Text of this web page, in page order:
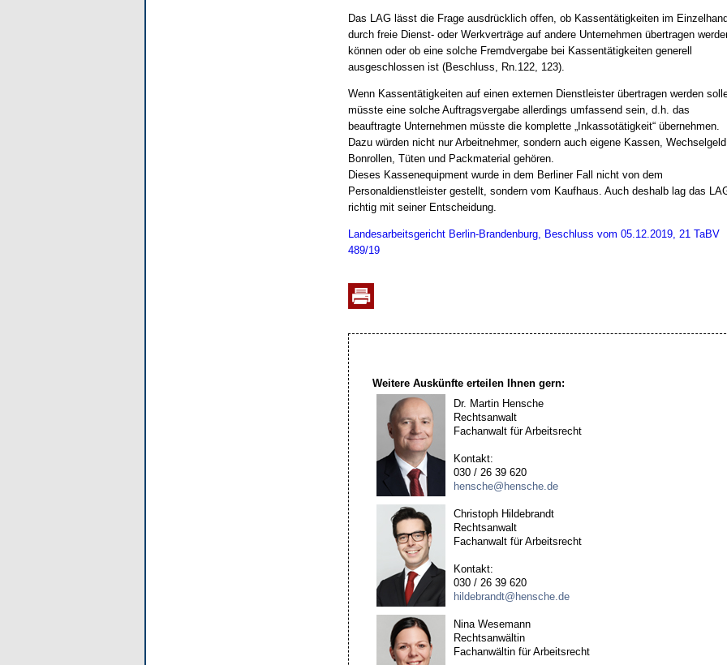
Das LAG lässt die Frage ausdrücklich offen, ob Kassentätigkeiten im
durch freie Dienst- oder Werkverträge auf andere Unternehmen übertragen
können oder ob eine solche Fremdvergabe bei Kassentätigkeiten generell
ausgeschlossen ist (Beschluss, Rn.122, 123).
Wenn Kassentätigkeiten auf einen externen Dienstleister übertragen werden
müsste eine solche Auftragsvergabe allerdings umfassend sein, d.h. das
beauftragte Unternehmen müsste die komplette „Inkassotätigkeit“ übernehmen.
Dazu würden nicht nur Arbeitnehmer, sondern auch eigene Kassen,
Bonrollen, Tüten und Packmaterial gehören.
Dieses Kassenequipment wurde in dem Berliner Fall nicht von dem
Personaldienstleister gestellt, sondern vom Kaufhaus. Auch deshalb lag das
richtig mit seiner Entscheidung.
Landesarbeitsgericht Berlin-Brandenburg, Beschluss vom 05.12.2019, 21 TaBV
489/19
Weitere Auskünfte erteilen Ihnen gern:
Dr. Martin Hensche
Rechtsanwalt
Fachanwalt für Arbeitsrecht
Kontakt:
030 / 26 39 620
hensche@hensche.de
Christoph Hildebrandt
Rechtsanwalt
Fachanwalt für Arbeitsrecht
Kontakt:
030 / 26 39 620
hildebrandt@hensche.de
Nina Wesemann
Rechtsanwältin
Fachanwältin für Arbeitsrecht